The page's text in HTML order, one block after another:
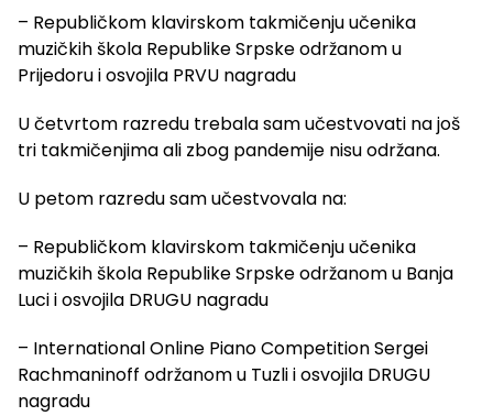
– Republičkom klavirskom takmičenju učenika
muzičkih škola Republike Srpske održanom u
Prijedoru i osvojila PRVU nagradu
U četvrtom razredu trebala sam učestvovati na još
tri takmičenjima ali zbog pandemije nisu održana.
U petom razredu sam učestvovala na:
– Republičkom klavirskom takmičenju učenika
muzičkih škola Republike Srpske održanom u Banja
Luci i osvojila DRUGU nagradu
– International Online Piano Competition Sergei
Rachmaninoff održanom u Tuzli i osvojila DRUGU
nagradu